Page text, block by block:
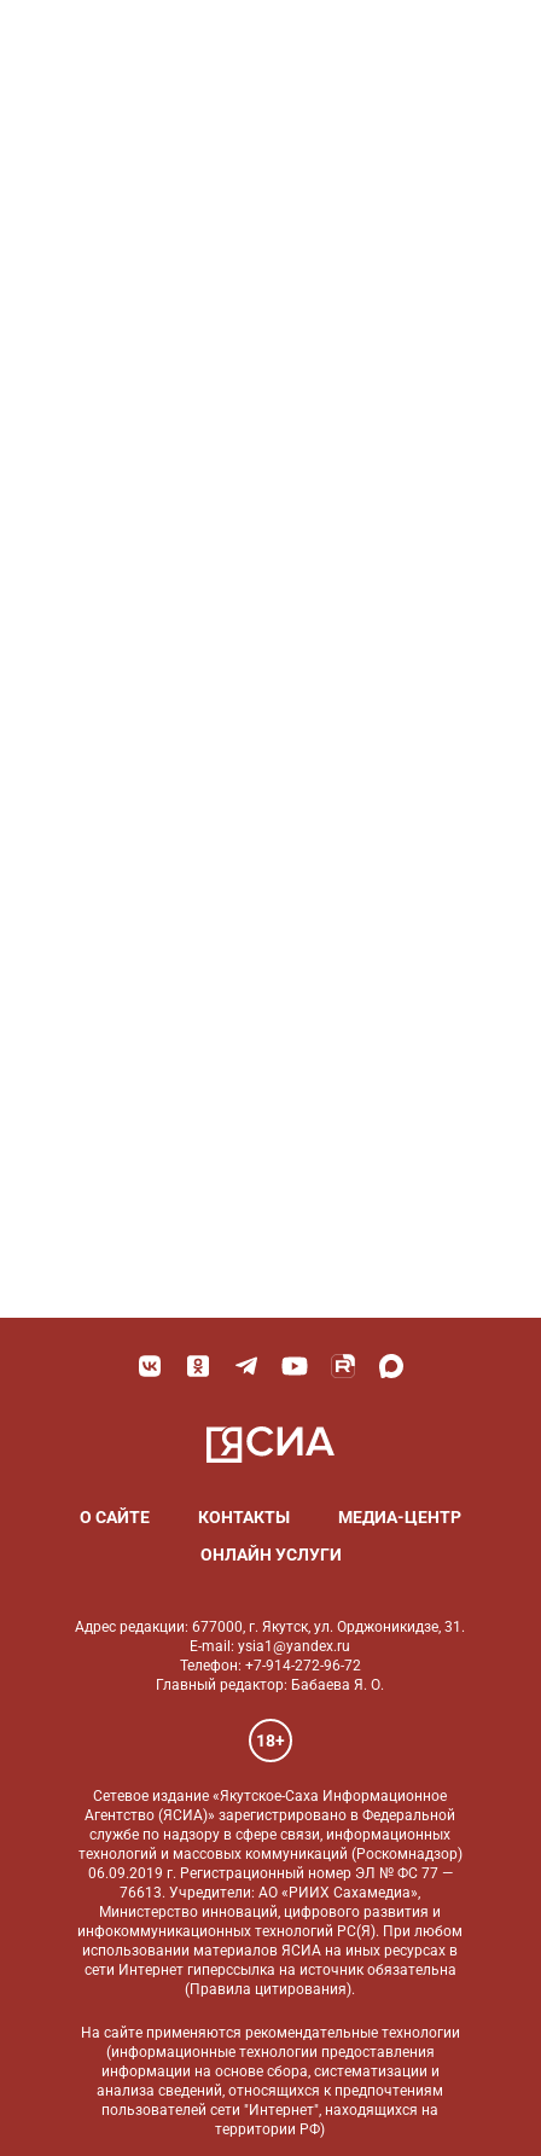
О САЙТЕ КОНТАКТЫ
МЕДИА-ЦЕНТР
ОНЛАЙН УСЛУГИ
Адрес редакции: 677000, г. Якутск, ул. Орджоникидзе, 31.
E-mail: ysia1@yandex.ru
Телефон: +7-914-272-96-72
Главный редактор: Бабаева Я. О.
18+
Сетевое издание «Якутское-Саха Информационное
Агентство (ЯСИА)» зарегистрировано в Федеральной
службе по надзору в сфере связи, информационных
технологий и массовых коммуникаций (Роскомнадзор)
06.09.2019 г. Регистрационный номер ЭЛ № ФС 77 —
76613. Учредители: АО «РИИХ Сахамедиа»,
Министерство инноваций, цифрового развития и
инфокоммуникационных технологий РС(Я). При любом
использовании материалов ЯСИА на иных ресурсах в
сети Интернет гиперссылка на источник обязательна
(Правила цитирования).
На сайте применяются рекомендательные технологии
(информационные технологии предоставления
информации на основе сбора, систематизации и
анализа сведений, относящихся к предпочтениям
пользователей сети "Интернет", находящихся на
территории РФ)